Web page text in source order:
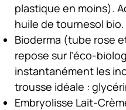
plastique en moins).
huile de tournesol bio.
Bioderma (tube rose
repose sur l’éco-
instantanément les
trousse idéale :
Embryolisse Lait-